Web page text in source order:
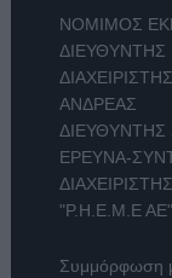
ΝΟΜΙΜΟΣ
ΔΙΕΥΘΥΝΤΗΣ
ΑΝΔΡΕΑΣ
ΔΙΕΥΘΥΝΤΗΣ
ΕΡΕΥΝΑ-
"Ρ.Η.Ε.Μ.Ε ΑΕ"
Συμμόρφωση